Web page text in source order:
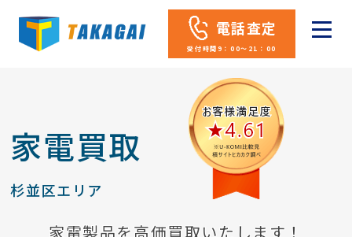
電話査定
受付時間9：00～21：00
家電買取
杉並区エリア
家電製品を高価買取いたします！